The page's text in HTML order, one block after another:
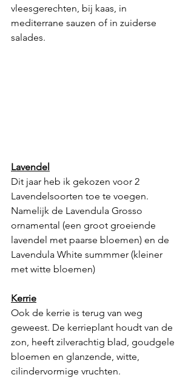
vleesgerechten, bij kaas, in
mediterrane sauzen of in zuiderse
salades.
Lavendel
Dit jaar heb ik gekozen voor 2
Lavendelsoorten toe te voegen.
Namelijk de Lavendula Grosso
ornamental (een groot groeiende
lavendel met paarse bloemen) en de
Lavendula White summmer (kleiner
met witte bloemen)
Kerrie
Ook de kerrie is terug van weg
geweest. De kerrieplant houdt van de
zon, heeft zilverachtig blad, goudgele
bloemen en glanzende, witte,
cilindervormige vruchten.